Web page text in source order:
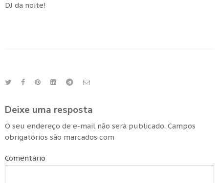
DJ da noite!
Deixe uma resposta
O seu endereço de e-mail não será publicado. Campos
obrigatórios são marcados com
Comentário